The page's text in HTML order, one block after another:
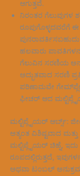
ಆಗುತ್ತವೆ.
ನಿರಂತರ
ರೂಪುಗೊಳ್ಳದವರೆಗೆ
ಹಲವಾರು
ಗೆಲುವಿನ ಸರಣಿಯ
ಅದ್ಭುತವಾದ ಸರಣಿ
ಪರಿಣಾಮವೇ ಗೇಮ್‌ಪ್ಲೇ
ಫೀಚರ್ ಆದ
ಮಲ್ಟಿಪ್ಲೈಯರ್ ಆರ್ಬ್ಸ್:
ಅತ್ಯಂತ ವಿಶಿಷ್ಟವಾದ
ಮಲ್ಟಿಪ್ಲೈಯರ್ ಚಿಹ್ನೆ,
ರೂಪದಲ್ಲಿರುತ್ತದೆ,
ಅಥವಾ ಟಂಬಲ್